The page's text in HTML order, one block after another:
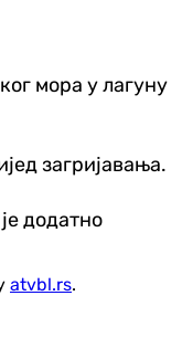
мора у лагуну
загријавања.
додатно
atvbl.rs.